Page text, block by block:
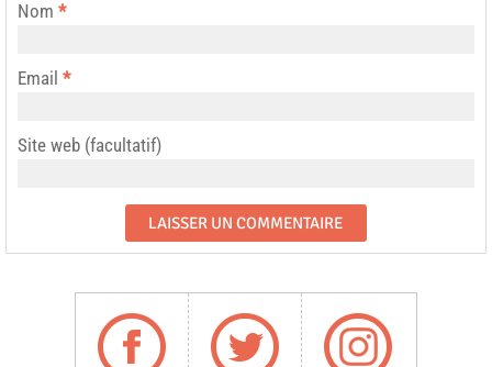
Nom *
Email *
Site web (facultatif)